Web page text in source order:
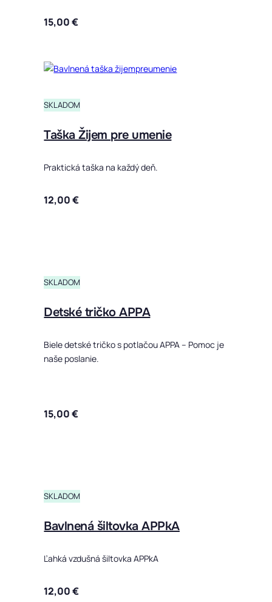
15,00€
SKLADOM
Taška Žijem pre umenie
Praktická taška na každý deň.
12,00€
SKLADOM
Detské tričko APPA
Biele detské tričko s potlačou APPA – Pomoc je
naše poslanie.
15,00€
SKLADOM
Bavlnená šiltovka APPkA
Ľahká vzdušná šiltovka APPkA
12,00€